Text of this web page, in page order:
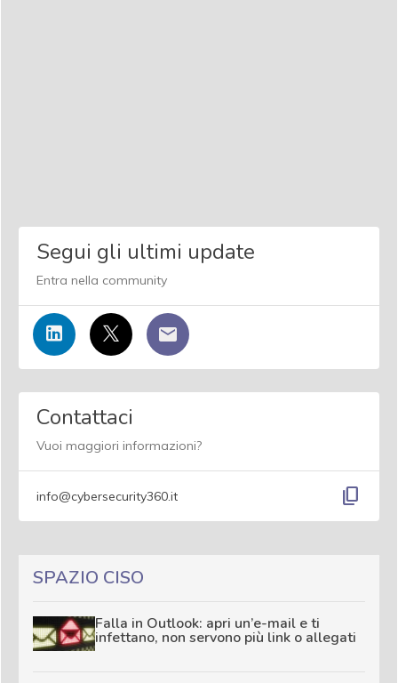
Segui gli ultimi update
Entra nella community
Contattaci
Vuoi maggiori informazioni?
info@cybersecurity360.it content_copy
SPAZIO CISO
Falla in Outlook: apri un’e-mail e ti
infettano, non servono più link o allegati